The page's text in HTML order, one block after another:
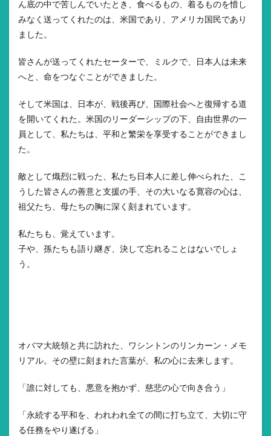
ん底の中で苦しんでいたとき、食べるもの、着るものを惜し
みなく送ってくれたのは、米国であり、アメリカ国民であり
ました。
皆さんが送ってくれたセーターで、ミルクで、日本人は未来
へと、命をつなぐことができました。
そして米国は、日本が、戦後再び、国際社会へと復帰する道
を開いてくれた。米国のリーダーシップの下、自由世界の一
員として、私たちは、平和と繁栄を享受することができまし
た。
敵として熾烈に戦った、私たち日本人に差し伸べられた、こ
うした皆さんの善意と支援の手、その大いなる寛容の心は、
祖父たち、母たちの胸に深く刻まれています。
私たちも、覚えています。
子や、孫たちも語り継ぎ、決して忘れることはないでしょ
う。
オバマ大統領と共に訪れた、ワシントンのリンカーン・メモ
リアル。その壁に刻まれた言葉が、私の心に去来します。
「誰に対しても、悪意を抱かず、慈悲の心で向き合う」
「永続する平和を、われわれ全ての間に打ち立て、大切に守
る任務をやり遂げる」